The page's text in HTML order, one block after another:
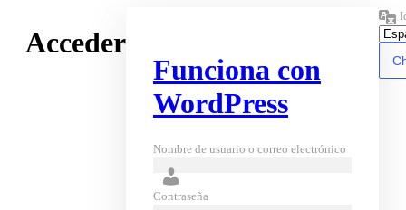
Acceder
Funciona con
WordPress
Nombre de usuario o correo electrónico
Contraseña